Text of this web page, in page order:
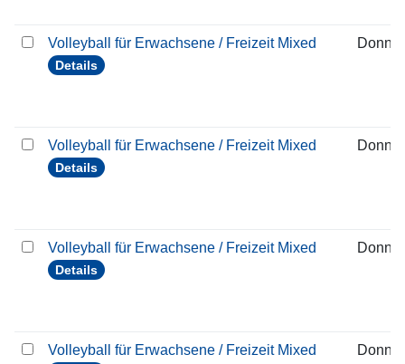
Volleyball für Erwachsene / Freizeit Mixed
Details
Volleyball für Erwachsene / Freizeit Mixed
Details
Volleyball für Erwachsene / Freizeit Mixed
Details
Volleyball für Erwachsene / Freizeit Mixed